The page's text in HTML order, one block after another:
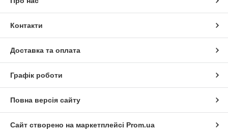
Контакти
Доставка та оплата
Графік роботи
Повна версія сайту
Сайт створено на маркетплейсі Prom.ua